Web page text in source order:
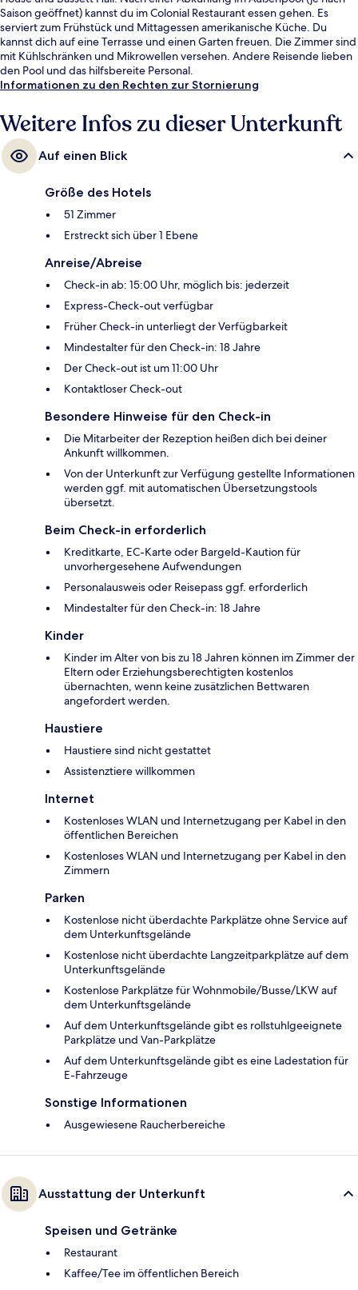
Saison geöffnet) kannst du im Colonial Restaurant essen gehen. Es
serviert zum Frühstück und Mittagessen amerikanische Küche. Du
kannst dich auf eine Terrasse und einen Garten freuen. Die Zimmer sind
mit Kühlschränken und Mikrowellen versehen. Andere Reisende lieben
den Pool und das hilfsbereite Personal.
Informationen zu den Rechten zur Stornierung
Weitere Infos zu dieser Unterkunft
Auf einen Blick
Größe des Hotels
51 Zimmer
Erstreckt sich über 1 Ebene
Anreise/Abreise
Check-in ab: 15:00 Uhr, möglich bis: jederzeit
Express-Check-out verfügbar
Früher Check-in unterliegt der Verfügbarkeit
Mindestalter für den Check-in: 18 Jahre
Der Check-out ist um 11:00 Uhr
Kontaktloser Check-out
Besondere Hinweise für den Check-in
Die Mitarbeiter der Rezeption heißen dich bei deiner
Ankunft willkommen.
Von der Unterkunft zur Verfügung gestellte Informationen
werden ggf. mit automatischen Übersetzungstools
übersetzt.
Beim Check-in erforderlich
Kreditkarte, EC-Karte oder Bargeld-Kaution für
unvorhergesehene Aufwendungen
Personalausweis oder Reisepass ggf. erforderlich
Mindestalter für den Check-in: 18 Jahre
Kinder
Kinder im Alter von bis zu 18 Jahren können im Zimmer der
Eltern oder Erziehungsberechtigten kostenlos
übernachten, wenn keine zusätzlichen Bettwaren
angefordert werden.
Haustiere
Haustiere sind nicht gestattet
Assistenztiere willkommen
Internet
Kostenloses WLAN und Internetzugang per Kabel in den
öffentlichen Bereichen
Kostenloses WLAN und Internetzugang per Kabel in den
Zimmern
Parken
Kostenlose nicht überdachte Parkplätze ohne Service auf
dem Unterkunftsgelände
Kostenlose nicht überdachte Langzeitparkplätze auf dem
Unterkunftsgelände
Kostenlose Parkplätze für Wohnmobile/Busse/LKW auf
dem Unterkunftsgelände
Auf dem Unterkunftsgelände gibt es rollstuhlgeeignete
Parkplätze und Van-Parkplätze
Auf dem Unterkunftsgelände gibt es eine Ladestation für
E-Fahrzeuge
Sonstige Informationen
Ausgewiesene Raucherbereiche
Ausstattung der Unterkunft
Speisen und Getränke
Restaurant
Kaffee/Tee im öffentlichen Bereich